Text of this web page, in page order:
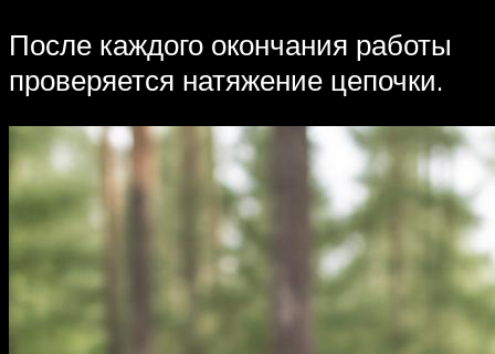
После каждого окончания работы
проверяется натяжение цепочки.